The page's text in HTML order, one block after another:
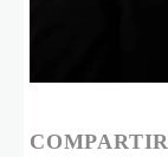
COMPARTIR